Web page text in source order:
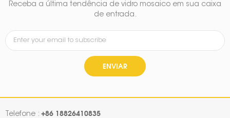
Receba a última tendência de vidro mosaico em sua caixa
de entrada.
ENVIAR
Telefone : +86 18826410835